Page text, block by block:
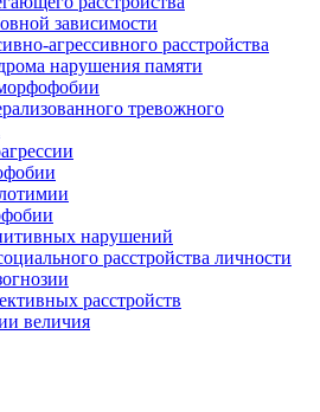
зависимости
агрессивного расстройства
нарушения памяти
тревожного
нарушений
расстройства личности
расстройств
величия